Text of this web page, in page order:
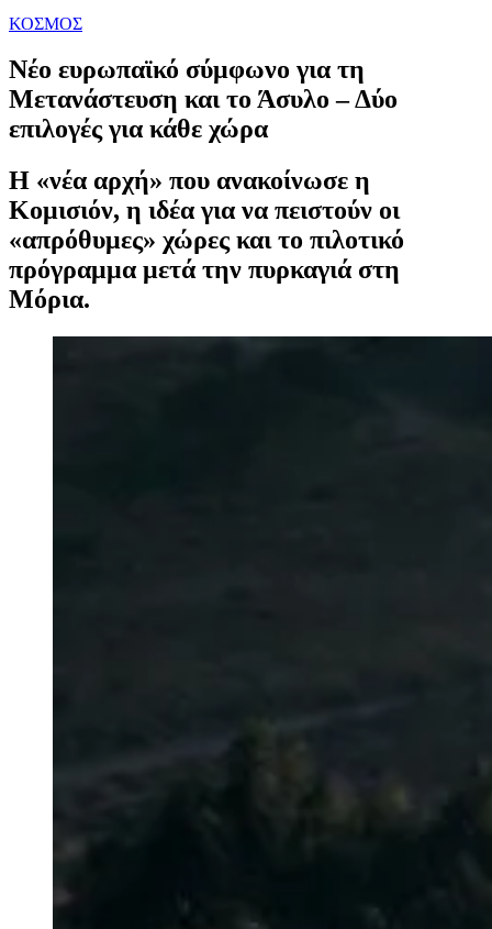
ΚΟΣΜΟΣ
Nέο ευρωπαϊκό σύμφωνο για τη
Μετανάστευση και το Άσυλο – Δύο
επιλογές για κάθε χώρα
Η «νέα αρχή» που ανακοίνωσε η
Κομισιόν, η ιδέα για να πειστούν οι
«απρόθυμες» χώρες και το πιλοτικό
πρόγραμμα μετά την πυρκαγιά στη
Μόρια.